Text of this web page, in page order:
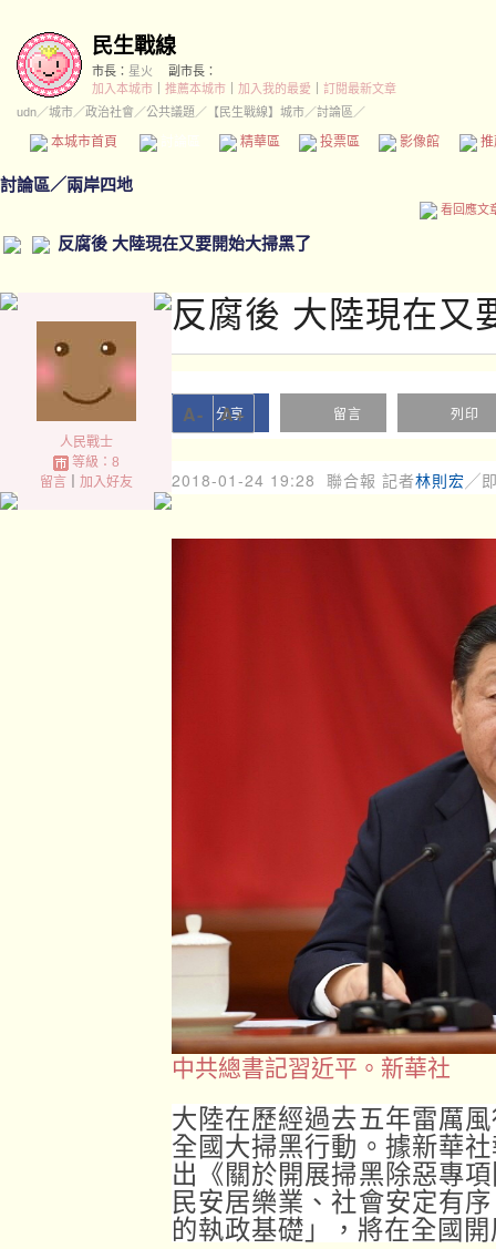
民生戰線
市長： 星火
副市長：
加入本城市
推薦本城市 加入我的最愛
訂閱最新文章
udn／城市／政治社會 ／公共議題 ／ 【民生戰線】城市／討論區／
本城市首頁 精華區 投票區 影像館
討論區／兩岸四地
看回應文
反腐後 大陸現在又要開始大掃黑了
人民戰士
等級：8
留言｜ 加入好友
反腐後 大陸現在又
分享 留言 列印
A- A+
2018-01-24 19:28 聯合報 記者林則宏╱
中共總書記習近平。新華社
大陸在歷經過去五年雷厲
全國大掃黑行動。據新華
出《關於開展掃黑除惡專
民安居樂業、社會安定有
的執政基礎」，將在全國